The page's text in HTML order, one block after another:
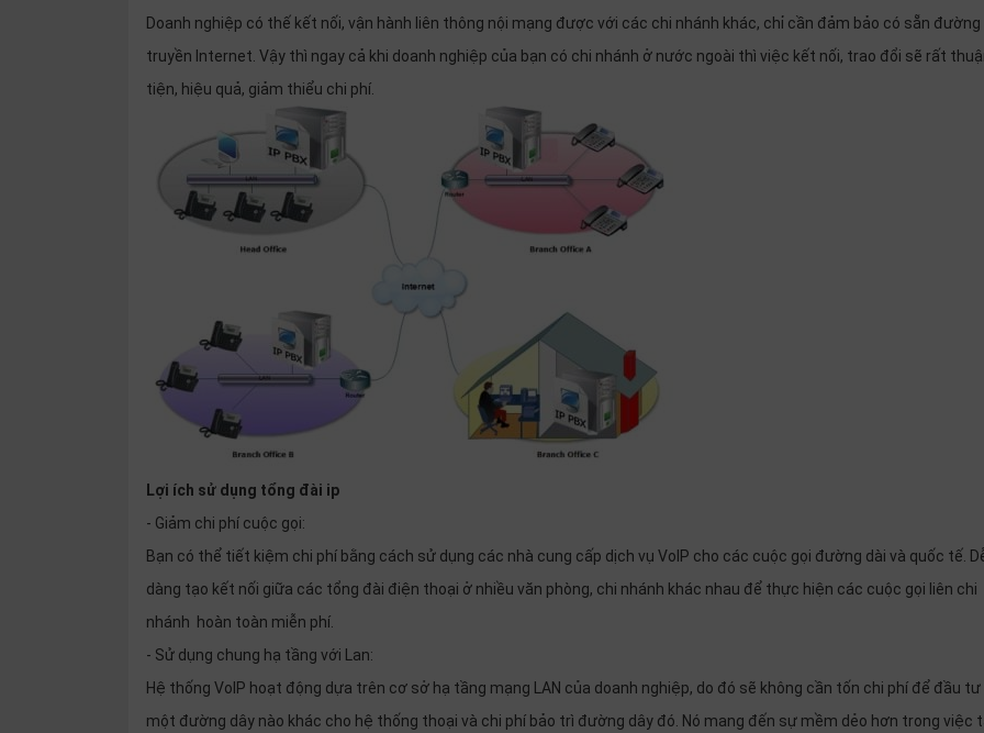
Doanh nghiệp có thế kết nối, vận hành liên thông nội mạng được với các chi nhánh khác, chỉ cần đảm bảo có sẵn
truyền Internet. Vậy thì ngay cả khi doanh nghiệp của bạn có chi nhánh ở nước ngoài thì việc kết nối, trao đổi sẽ rất
tiện, hiệu quả, giảm thiểu chi phí.
Lợi ích sử dụng tổng đài ip
- Giảm chi phí cuộc gọi:
Bạn có thể tiết kiệm chi phí bằng cách sử dụng các nhà cung cấp dịch vụ VoIP cho các cuộc gọi đường dài và quốc tế.
dàng tạo kết nối giữa các tổng đài điện thoại ở nhiều văn phòng, chi nhánh khác nhau để thực hiện các cuộc gọi liên chi
nhánh hoàn toàn miễn phí.
- Sử dụng chung hạ tầng với Lan:
Hệ thống VoIP hoạt động dựa trên cơ sở hạ tầng mạng LAN của doanh nghiệp, do đó sẽ không cần tốn chi phí để đầu
một đường dây nào khác cho hệ thống thoại và chi phí bảo trì đường dây đó. Nó mang đến sự mềm dẻo hơn trong việc